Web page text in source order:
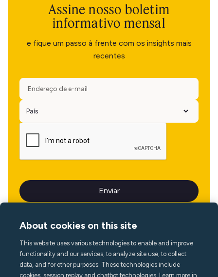
Assine nosso boletim
informativo mensal
e fique um passo à frente com os insights mais
recentes
Idioma
About cookies on this site
This website uses various technologies to enable and improve
functionality and our services, to analyze site use, to collect
data, and for other purposes. These technologies include
cookies, session replay and chatbot technologies. Learn more in